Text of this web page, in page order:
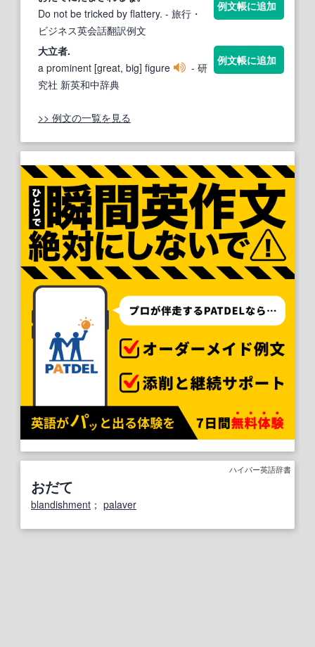
Do not be tricked by flattery. - 旅行・
ビジネス英会話翻訳例文
例文帳に追加
大立者.
a prominent [great, big] figure
- 研
究社 新英和中辞典
例文帳に追加
>> 例文の一覧を見る
ハイパー英語辞書
おだて
blandishment ； palaver